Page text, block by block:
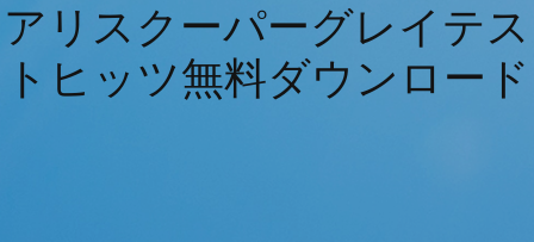
アリスクーパーグレイテス
トヒッツ無料ダウンロード